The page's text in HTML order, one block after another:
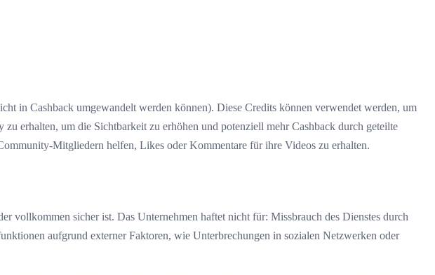
in Cashback umgewandelt werden können). Diese Credits können verwendet werden, um
erhalten, um die Sichtbarkeit zu erhöhen und potenziell mehr Cashback durch geteilte
Mitgliedern helfen, Likes oder Kommentare für ihre Videos zu erhalten.
vollkommen sicher ist. Das Unternehmen haftet nicht für: Missbrauch des Dienstes durch
aufgrund externer Faktoren, wie Unterbrechungen in sozialen Netzwerken oder